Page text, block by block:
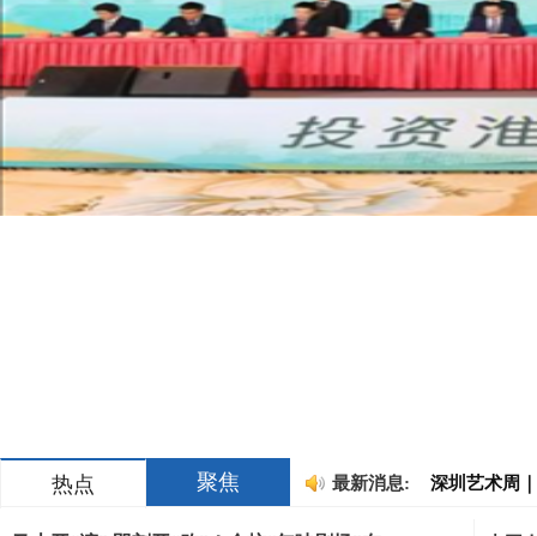
热点 聚焦 最新消息:
深圳艺术周